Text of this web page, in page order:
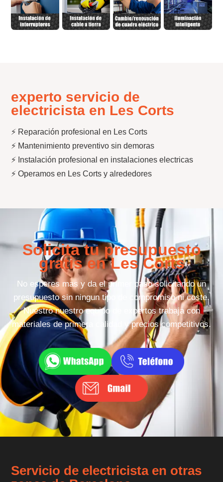
experto servicio de
electricista en Les Corts
⚡ Reparación profesional en Les Corts
⚡ Mantenimiento preventivo sin demoras
⚡ Instalación profesional en instalaciones electricas
⚡ Operamos en Les Corts y alrededores
Solicita tu presupuesto
gratis en Les Corts
No esperes mas y da el primer paso solicitando un
presupuesto sin ningun tipo de compromiso ni coste.
Nuestro nuestro equipo de expertos trabaja con
materiales de primera calidad y precios competitivos.
Servicio de electricista en otras